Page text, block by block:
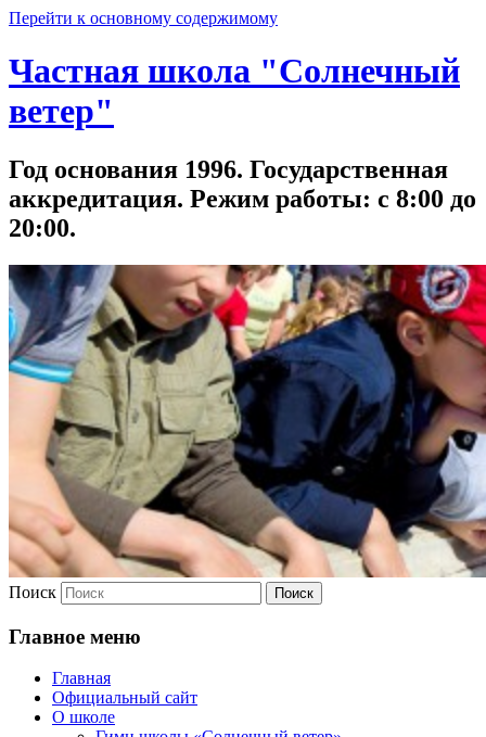
Перейти к основному содержимому
Частная школа "Солнечный
ветер"
Год основания 1996. Государственная
аккредитация. Режим работы: с 8:00 до
20:00.
Поиск
Главное меню
Главная
Официальный сайт
О школе